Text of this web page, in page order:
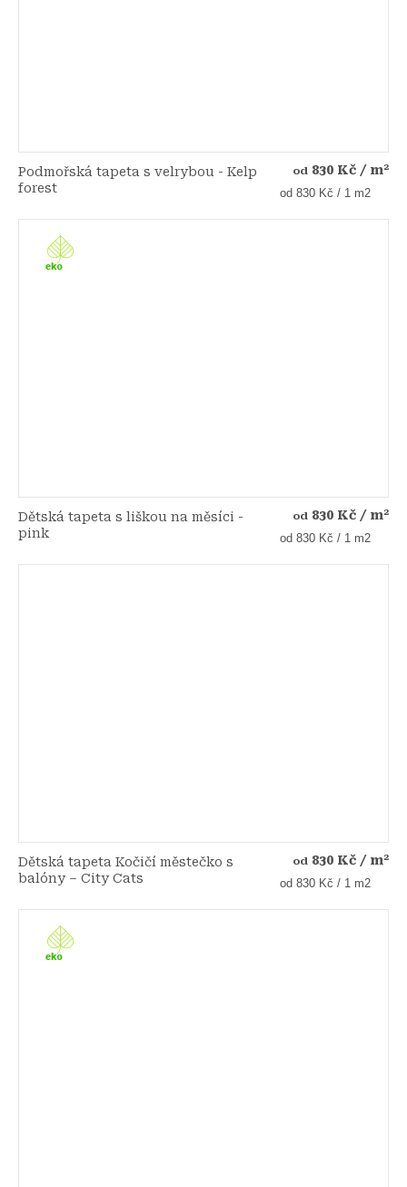
Podmořská tapeta s velrybou - Kelp
forest
od 830 Kč / m²
Měrná
od 830 Kč / 1 m2
Dětská tapeta s liškou na měsíci -
pink
od 830 Kč / m²
Měrná
od 830 Kč / 1 m2
Dětská tapeta Kočičí městečko s
balóny – City Cats
od 830 Kč / m²
Měrná
od 830 Kč / 1 m2